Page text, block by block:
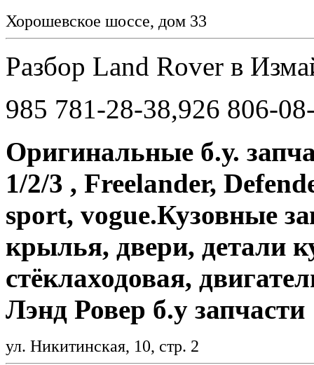
Хорошевское шоссе, дом 33
Разбор Land Rover в
985 781-28-38,926 806-
Оригинальные б.у.
1/2/3 , Freelander,
sport, vogue.Кузовные
крылья, двери, детали
стёклаходовая,
Лэнд Ровер б.у запчасти
ул. Никитинская, 10, стр. 2